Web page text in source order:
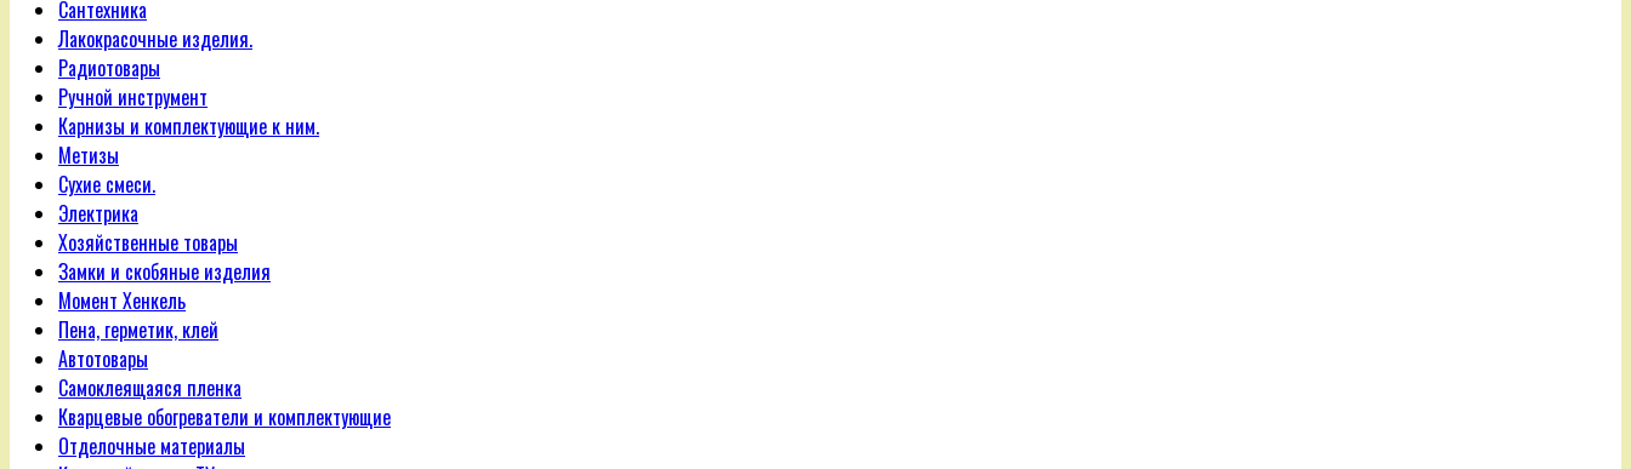
Сантехника
Лакокрасочные изделия.
Радиотовары
Ручной инструмент
Карнизы и комплектующие к ним.
Метизы
Сухие смеси.
Электрика
Хозяйственные товары
Замки и скобяные изделия
Момент Хенкель
Пена, герметик, клей
Автотовары
Самоклеящаяся пленка
Кварцевые обогреватели и комплектующие
Отделочные материалы